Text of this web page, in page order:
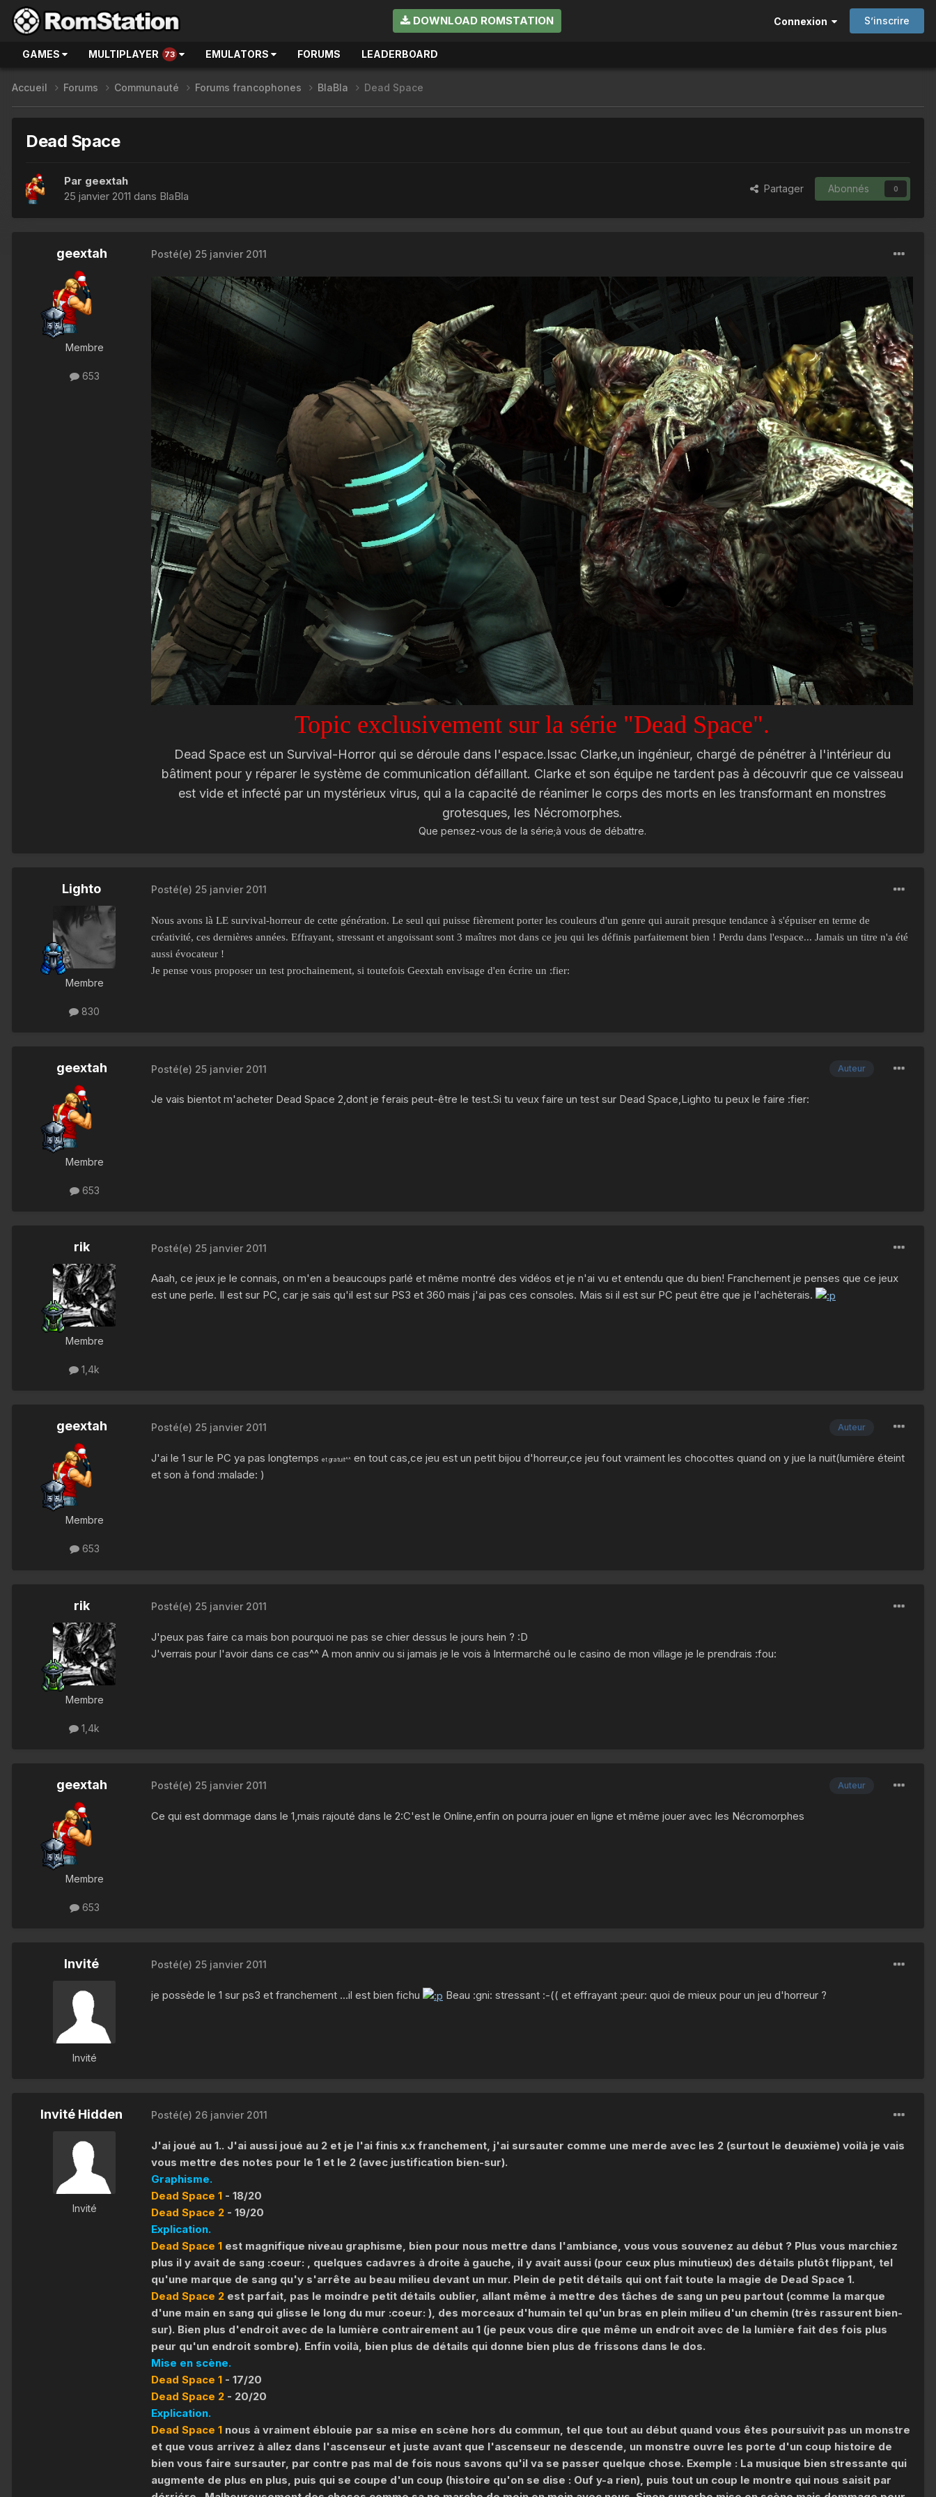
DOWNLOAD ROMSTATION Connexion S’inscrire
GAMES MULTIPLAYER 73 EMULATORS FORUMS LEADERBOARD
Accueil Forums Communauté Forums francophones BlaBla Dead Space
Dead Space
Par geextah
25 janvier 2011 dans BlaBla
Partager Abonnés 0
geextah
Membre
653
Posté(e) 25 janvier 2011
Topic exclusivement sur la série "Dead Space".
Dead Space est un Survival-Horror qui se déroule dans l'espace.Issac Clarke,un ingénieur, chargé de pénétrer à l'intérieur du
bâtiment pour y réparer le système de communication défaillant. Clarke et son équipe ne tardent pas à découvrir que ce vaisseau
est vide et infecté par un mystérieux virus, qui a la capacité de réanimer le corps des morts en les transformant en monstres
grotesques, les Nécromorphes.
Que pensez-vous de la série;à vous de débattre.
Lighto
Membre
830
Posté(e) 25 janvier 2011
Nous avons là LE survival-horreur de cette génération. Le seul qui puisse fièrement porter les couleurs d'un genre qui aurait presque tendance à s'épuiser en terme de
créativité, ces dernières années. Effrayant, stressant et angoissant sont 3 maîtres mot dans ce jeu qui les définis parfaitement bien ! Perdu dans l'espace... Jamais un titre n'a été
aussi évocateur !
Je pense vous proposer un test prochainement, si toutefois Geextah envisage d'en écrire un :fier:
geextah
Membre
653
Auteur
Posté(e) 25 janvier 2011
Je vais bientot m'acheter Dead Space 2,dont je ferais peut-être le test.Si tu veux faire un test sur Dead Space,Lighto tu peux le faire :fier:
rik
Membre
1,4k
Posté(e) 25 janvier 2011
Aaah, ce jeux je le connais, on m'en a beaucoups parlé et même montré des vidéos et je n'ai vu et entendu que du bien! Franchement je penses que ce jeux
est une perle. Il est sur PC, car je sais qu'il est sur PS3 et 360 mais j'ai pas ces consoles. Mais si il est sur PC peut être que je l'achèterais.
geextah
Membre
653
Auteur
Posté(e) 25 janvier 2011
J'ai le 1 sur le PC ya pas longtemps et gratuit^^ en tout cas,ce jeu est un petit bijou d'horreur,ce jeu fout vraiment les chocottes quand on y jue la nuit(lumière éteint
et son à fond :malade: )
rik
Membre
1,4k
Posté(e) 25 janvier 2011
J'peux pas faire ca mais bon pourquoi ne pas se chier dessus le jours hein ? :D
J'verrais pour l'avoir dans ce cas^^ A mon anniv ou si jamais je le vois à Intermarché ou le casino de mon village je le prendrais :fou:
geextah
Membre
653
Auteur
Posté(e) 25 janvier 2011
Ce qui est dommage dans le 1,mais rajouté dans le 2:C'est le Online,enfin on pourra jouer en ligne et même jouer avec les Nécromorphes
Invité
Invité
Posté(e) 25 janvier 2011
je possède le 1 sur ps3 et franchement ...il est bien fichu Beau :gni: stressant :-(( et effrayant :peur: quoi de mieux pour un jeu d'horreur ?
Invité Hidden
Invité
Posté(e) 26 janvier 2011
J'ai joué au 1.. J'ai aussi joué au 2 et je l'ai finis x.x franchement, j'ai sursauter comme une merde avec les 2 (surtout le deuxième) voilà je vais
vous mettre des notes pour le 1 et le 2 (avec justification bien-sur).
Graphisme.
Dead Space 1 - 18/20
Dead Space 2 - 19/20
Explication.
Dead Space 1 est magnifique niveau graphisme, bien pour nous mettre dans l'ambiance, vous vous souvenez au début ? Plus vous marchiez
plus il y avait de sang :coeur: , quelques cadavres à droite à gauche, il y avait aussi (pour ceux plus minutieux) des détails plutôt flippant, tel
qu'une marque de sang qu'y s'arrête au beau milieu devant un mur. Plein de petit détails qui ont fait toute la magie de Dead Space 1.
Dead Space 2 est parfait, pas le moindre petit détails oublier, allant même à mettre des tâches de sang un peu partout (comme la marque
d'une main en sang qui glisse le long du mur :coeur: ), des morceaux d'humain tel qu'un bras en plein milieu d'un chemin (très rassurent bien-
sur). Bien plus d'endroit avec de la lumière contrairement au 1 (je peux vous dire que même un endroit avec de la lumière fait des fois plus
peur qu'un endroit sombre). Enfin voilà, bien plus de détails qui donne bien plus de frissons dans le dos.
Mise en scène.
Dead Space 1 - 17/20
Dead Space 2 - 20/20
Explication.
Dead Space 1 nous à vraiment éblouie par sa mise en scène hors du commun, tel que tout au début quand vous êtes poursuivit pas un monstre
et que vous arrivez à allez dans l'ascenseur et juste avant que l'ascenseur ne descende, un monstre ouvre les porte d'un coup histoire de
bien vous faire sursauter, par contre pas mal de fois nous savons qu'il va se passer quelque chose. Exemple : La musique bien stressante qui
augmente de plus en plus, puis qui se coupe d'un coup (histoire qu'on se dise : Ouf y-a rien), puis tout un coup le montre qui nous saisit par